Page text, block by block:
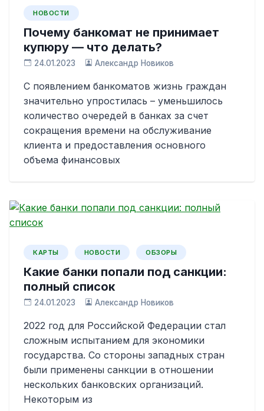
НОВОСТИ
Почему банкомат не принимает
купюру — что делать?
24.01.2023 Александр Новиков
С появлением банкоматов жизнь граждан
значительно упростилась – уменьшилось
количество очередей в банках за счет
сокращения времени на обслуживание
клиента и предоставления основного
объема финансовых
КАРТЫ НОВОСТИ ОБЗОРЫ
Какие банки попали под санкции:
полный список
24.01.2023 Александр Новиков
2022 год для Российской Федерации стал
сложным испытанием для экономики
государства. Со стороны западных стран
были применены санкции в отношении
нескольких банковских организаций.
Некоторым из